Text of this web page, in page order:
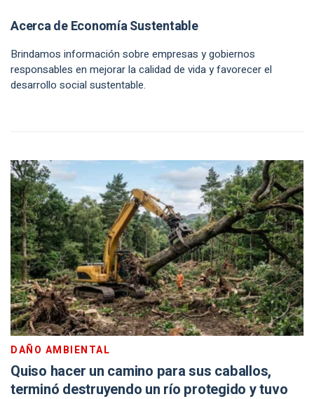
Acerca de Economía Sustentable
Brindamos información sobre empresas y gobiernos
responsables en mejorar la calidad de vida y favorecer el
desarrollo social sustentable.
DAÑO AMBIENTAL
Quiso hacer un camino para sus caballos,
terminó destruyendo un río protegido y tuvo